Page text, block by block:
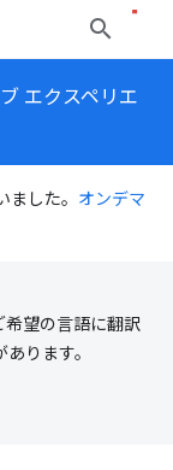
エクスペリエ
した。 オンデマ
望の言語に翻訳
ります。